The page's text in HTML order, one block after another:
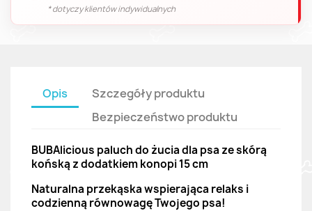
* dotyczy klientów indywidualnych
Opis
Szczegóły produktu
Bezpieczeństwo produktu
BUBAlicious paluch do żucia dla psa ze skórą
końską z dodatkiem konopi 15 cm
Naturalna przekąska wspierająca relaks i
codzienną równowagę Twojego psa!